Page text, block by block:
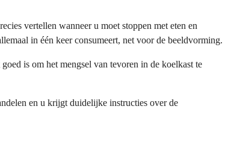
vertellen wanneer u moet stoppen met eten en
in één keer consumeert, net voor de beeldvorming.
is om het mengsel van tevoren in de koelkast te
en u krijgt duidelijke instructies over de